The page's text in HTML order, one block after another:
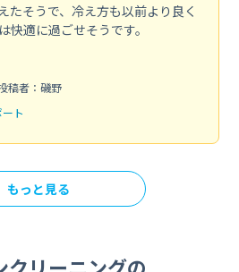
たそうで、冷え方も以前より良く
快適に過ごせそうです。
稿者：磯野
ト
もっと見る